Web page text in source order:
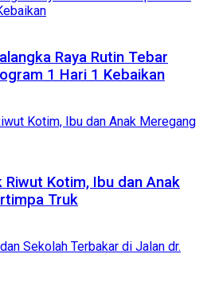
Raya Rutin Tebar
1 Hari 1 Kebaikan
Kotim, Ibu dan Anak
Truk